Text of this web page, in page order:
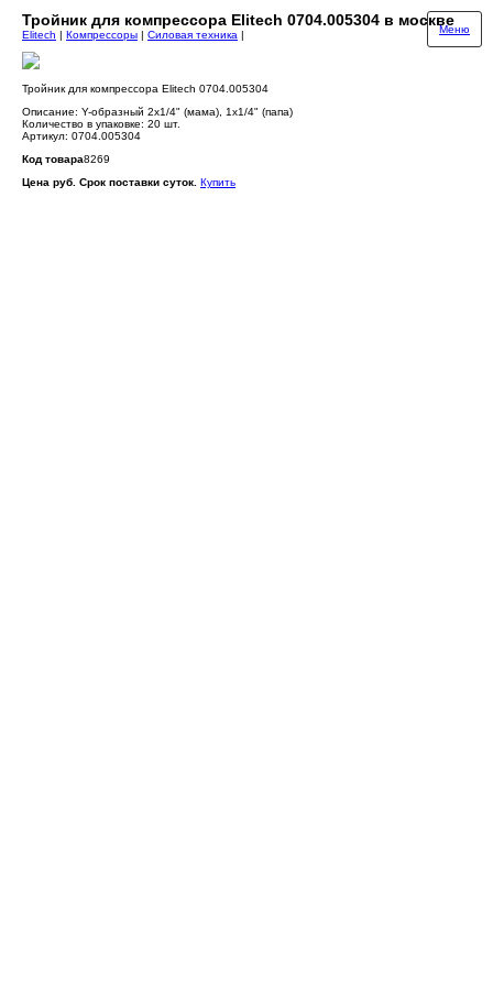
Тройник для компрессора Elitech 0704.005304 в москве
Меню
Elitech | Компрессоры | Силовая техника |
Тройник для компрессора Elitech 0704.005304
Описание: Y-образный 2х1/4" (мама), 1х1/4" (папа)
Количество в упаковке: 20 шт.
Артикул: 0704.005304
Код товара8269
Цена руб. Срок поставки суток. Купить